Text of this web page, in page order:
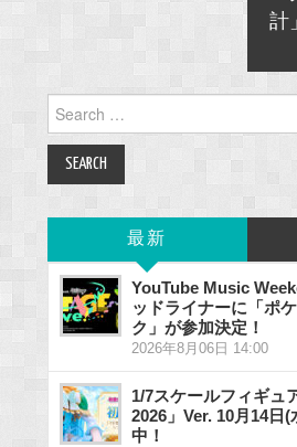
計
Search
for:
最新
YouTube Music
ッドライナーに「ポ
ク」が参加決定！
2026年8月06日 14:00
1/7スケールフィギュ
2026」Ver. 10月14日
中！